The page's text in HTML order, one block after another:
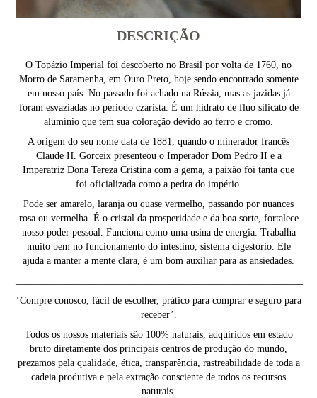
DESCRIÇÃO
O Topázio Imperial foi descoberto no Brasil por volta de 1760, no
Morro de Saramenha, em Ouro Preto, hoje sendo encontrado somente
em nosso país. No passado foi achado na Rússia, mas as jazidas já
foram esvaziadas no período czarista. É um hidrato de fluo silicato de
alumínio que tem sua coloração devido ao ferro e cromo.
A origem do seu nome data de 1881, quando o minerador francês
Claude H. Gorceix presenteou o Imperador Dom Pedro II e a
Imperatriz Dona Tereza Cristina com a gema, a paixão foi tanta que
foi oficializada como a pedra do império.
Pode ser amarelo, laranja ou quase vermelho, passando por nuances
rosa ou vermelha. É o cristal da prosperidade e da boa sorte, fortalece
nosso poder pessoal. Funciona como uma usina de energia. Trabalha
muito bem no funcionamento do intestino, sistema digestório. Ele
ajuda a manter a mente clara, é um bom auxiliar para as ansiedades.
‘Compre conosco, fácil de escolher, prático para comprar e seguro para
receber’.
Todos os nossos materiais são 100% naturais, adquiridos em estado
bruto diretamente dos principais centros de produção do mundo,
prezamos pela qualidade, ética, transparência, rastreabilidade de toda a
cadeia produtiva e pela extração consciente de todos os recursos
naturais.